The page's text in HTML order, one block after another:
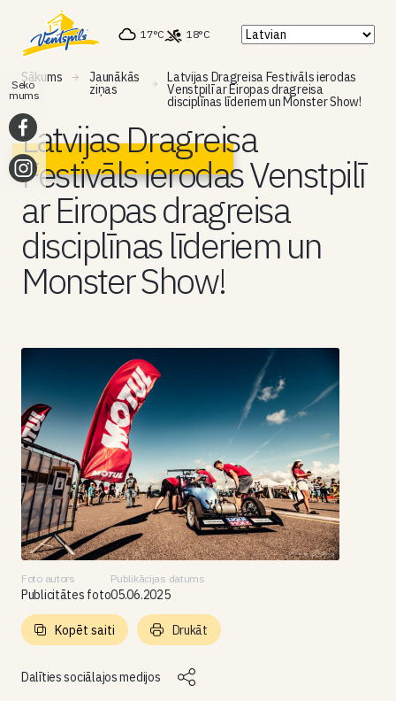
17°C 18°C
Sākums Jaunākās
ziņas
Latvijas Dragreisa Festivāls ierodas
Venstpilī ar Eiropas dragreisa
disciplīnas līderiem un Monster Show!
Latvijas Dragreisa
Festivāls ierodas Venstpilī
ar Eiropas dragreisa
disciplīnas līderiem un
Monster Show!
Foto autors
Publicitātes foto
Publikācijas datums
05.06.2025
Dalīties sociālajos medijos
Kopēt saiti Drukāt
Seko
mums